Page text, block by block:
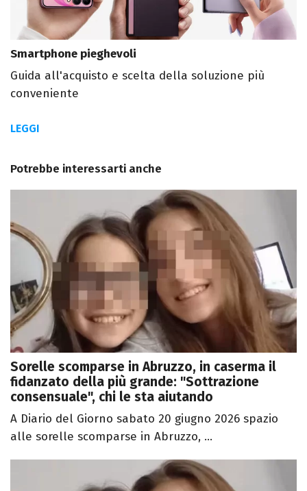
Smartphone pieghevoli
Guida all'acquisto e scelta della soluzione più
conveniente
LEGGI
Potrebbe interessarti anche
Sorelle scomparse in Abruzzo, in caserma il
fidanzato della più grande: "Sottrazione
consensuale", chi le sta aiutando
A Diario del Giorno sabato 20 giugno 2026 spazio
alle sorelle scomparse in Abruzzo, ...